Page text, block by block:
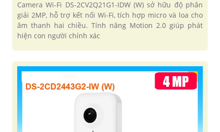
Camera Wi-Fi DS-2CV2Q21G1-IDW (W) sở hữu độ phân
giải 2MP, hỗ trợ kết nối Wi-Fi, tích hợp micro và loa cho
âm thanh hai chiều. Tính năng Motion 2.0 giúp phát
hiện con người chính xác